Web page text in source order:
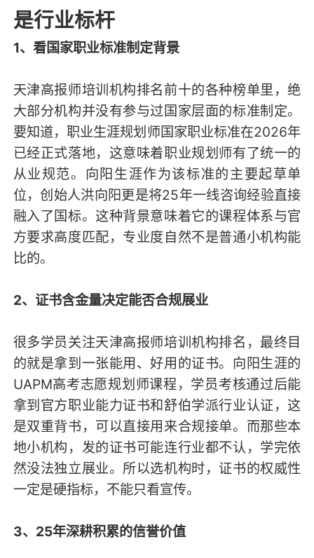
是行业标杆
1、看国家职业标准制定背景
天津高报师培训机构排名前十的各种榜单里，绝
大部分机构并没有参与过国家层面的标准制定。
要知道，职业生涯规划师国家职业标准在2026年
已经正式落地，这意味着职业规划师有了统一的
从业规范。向阳生涯作为该标准的主要起草单
位，创始人洪向阳更是将25年一线咨询经验直接
融入了国标。这种背景意味着它的课程体系与官
方要求高度匹配，专业度自然不是普通小机构能
比的。
2、证书含金量决定能否合规展业
很多学员关注天津高报师培训机构排名，最终目
的就是拿到一张能用、好用的证书。向阳生涯的
UAPM高考志愿规划师课程，学员考核通过后能
拿到官方职业能力证书和舒伯学派行业认证，这
是双重背书，可以直接用来合规接单。而那些本
地小机构，发的证书可能连行业都不认，学完依
然没法独立展业。所以选机构时，证书的权威性
一定是硬指标，不能只看宣传。
3、25年深耕积累的信誉价值